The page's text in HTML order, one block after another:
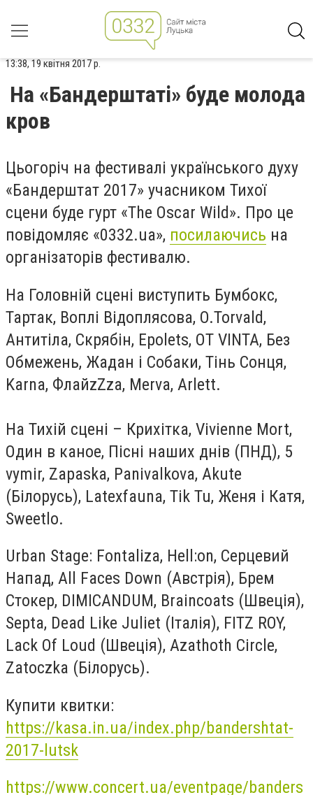
13:38, 19 квітня 2017 р.
На «Бандерштаті» буде молода
кров
Цьогоріч на фестивалі українського духу
«Бандерштат 2017» учасником Тихої
сцени буде гурт «The Oscar Wild». Про це
повідомляє «0332.ua», посилаючись на
організаторів фестивалю.
На Головній сцені виступить Бумбокс,
Тартак, Воплі Відоплясова, O.Torvald,
Антитіла, Скрябін, Epolets, OT VINTA, Без
Обмежень, Жадан і Собаки, Тінь Сонця,
Karna, ФлайzZzа, Merva, Arlett.
На Тихій сцені – Крихітка, Vivienne Mort,
Один в каное, Пісні наших днів (ПНД), 5
vymir, Zapaska, Panivalkova, Akute
(Білорусь), Latexfauna, Tik Tu, Женя і Катя,
Sweetlo.
Urban Stage: Fontaliza, Hell:on, Серцевий
Напад, All Faces Down (Австрія), Брем
Стокер, DIMICANDUM, Braincoats (Швеція),
Septa, Dead Like Juliet (Італія), FITZ ROY,
Lack Of Loud (Швеція), Azathoth Circle,
Zatoczka (Білорусь).
Купити квитки:
https://kasa.in.ua/index.php/bandershtat-
2017-lutsk
https://www.concert.ua/eventpage/banders